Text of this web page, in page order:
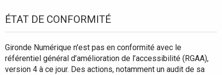
ÉTAT DE CONFORMITÉ
Gironde Numérique n'est pas en conformité avec le
référentiel général d’amélioration de l’accessibilité (RGAA),
version 4 à ce jour. Des actions, notamment un audit de sa